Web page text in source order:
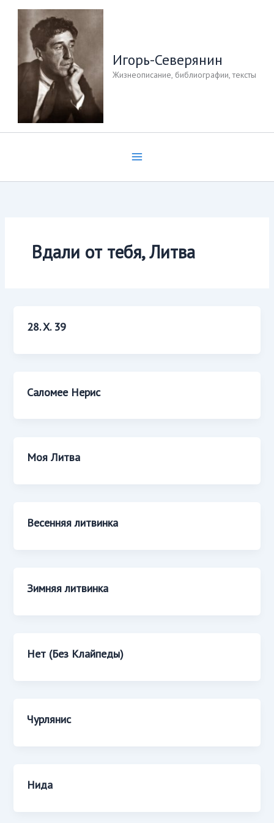
Перейти
содержимому
Игорь-Северянин
Жизнеописание, библиографии, тексты
Вдали от тебя, Литва
28. X. 39
Саломее Нерис
Моя Литва
Весенняя литвинка
Зимняя литвинка
Нет (Без Клайпеды)
Чурлянис
Нида